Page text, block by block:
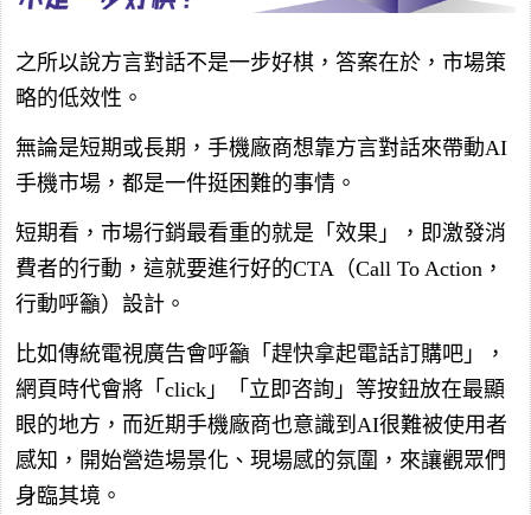
之所以說方言對話不是一步好棋，答案在於，市場策
略的低效性。
無論是短期或長期，手機廠商想靠方言對話來帶動AI
手機市場，都是一件挺困難的事情。
短期看，市場行銷最看重的就是「效果」，即激發消
費者的行動，這就要進行好的CTA（Call To Action，
行動呼籲）設計。
比如傳統電視廣告會呼籲「趕快拿起電話訂購吧」，
網頁時代會將「click」「立即咨詢」等按鈕放在最顯
眼的地方，而近期手機廠商也意識到AI很難被使用者
感知，開始營造場景化、現場感的氛圍，來讓觀眾們
身臨其境。